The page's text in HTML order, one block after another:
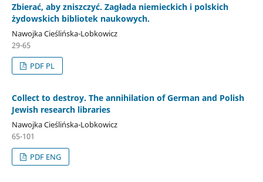
Zbierać, aby zniszczyć. Zagłada niemieckich i polskich
żydowskich bibliotek naukowych.
Nawojka Cieślińska-Lobkowicz
29-65
PDF PL
Collect to destroy. The annihilation of German and Polish
Jewish research libraries
Nawojka Cieślińska-Lobkowicz
65-101
PDF ENG